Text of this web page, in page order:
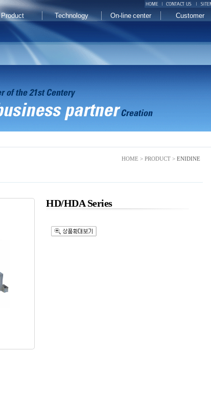
Product Technology On-line center Customer
HOME > PRODUCT > ENIDINE
HD/HDA Series